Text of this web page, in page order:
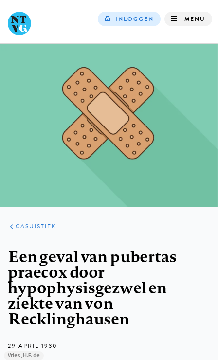
INLOGGEN MENU
ARTIKELEN
PRAKTIJK
CASUÏSTIEK
Een geval van pubertas
praecox door
hypophysisgezwel en
ziekte van von
Recklinghausen
29 APRIL 1930
Vries, H.F. de